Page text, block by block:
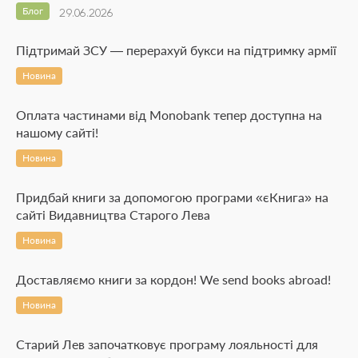
29.06.2026
Блог
Підтримай ЗСУ — перерахуй букси на підтримку армії
Новина
Оплата частинами від Monobank тепер доступна на
нашому сайті!
Новина
Придбай книги за допомогою програми «єКнига» на
сайті Видавництва Старого Лева
Новина
Доставляємо книги за кордон! We send books abroad!
Новина
Старий Лев започатковує програму лояльності для